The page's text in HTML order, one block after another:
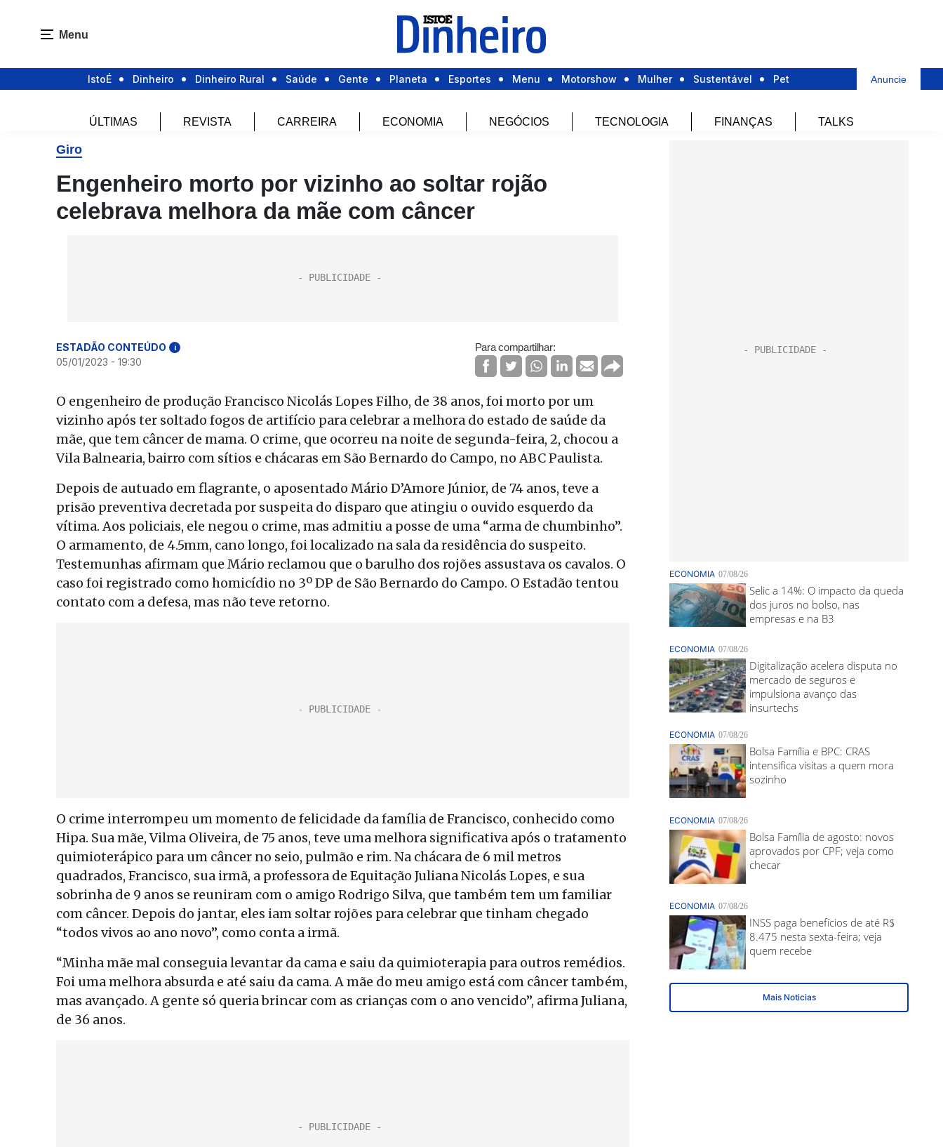
Menu
IstoÉ Dinheiro Dinheiro Rural Saúde Gente Planeta Esportes Menu Motorshow Mulher Sustentável Pet Anuncie
ÚLTIMAS REVISTA CARREIRA ECONOMIA NEGÓCIOS TECNOLOGIA FINANÇAS TALKS
Giro
Engenheiro morto por vizinho ao soltar rojão
celebrava melhora da mãe com câncer
ESTADÃO CONTEÚDO i
05/01/2023 - 19:30
Para compartilhar:
O engenheiro de produção Francisco Nicolás Lopes Filho, de 38 anos, foi morto por um
vizinho após ter soltado fogos de artifício para celebrar a melhora do estado de saúde da
mãe, que tem câncer de mama. O crime, que ocorreu na noite de segunda-feira, 2, chocou a
Vila Balnearia, bairro com sítios e chácaras em São Bernardo do Campo, no ABC Paulista.
Depois de autuado em flagrante, o aposentado Mário D’Amore Júnior, de 74 anos, teve a
prisão preventiva decretada por suspeita do disparo que atingiu o ouvido esquerdo da
vítima. Aos policiais, ele negou o crime, mas admitiu a posse de uma “arma de chumbinho”.
O armamento, de 4.5mm, cano longo, foi localizado na sala da residência do suspeito.
Testemunhas afirmam que Mário reclamou que o barulho dos rojões assustava os cavalos. O
caso foi registrado como homicídio no 3º DP de São Bernardo do Campo. O Estadão tentou
contato com a defesa, mas não teve retorno.
O crime interrompeu um momento de felicidade da família de Francisco, conhecido como
Hipa. Sua mãe, Vilma Oliveira, de 75 anos, teve uma melhora significativa após o tratamento
quimioterápico para um câncer no seio, pulmão e rim. Na chácara de 6 mil metros
quadrados, Francisco, sua irmã, a professora de Equitação Juliana Nicolás Lopes, e sua
sobrinha de 9 anos se reuniram com o amigo Rodrigo Silva, que também tem um familiar
com câncer. Depois do jantar, eles iam soltar rojões para celebrar que tinham chegado
“todos vivos ao ano novo”, como conta a irmã.
“Minha mãe mal conseguia levantar da cama e saiu da quimioterapia para outros remédios.
Foi uma melhora absurda e até saiu da cama. A mãe do meu amigo está com câncer também,
mas avançado. A gente só queria brincar com as crianças com o ano vencido”, afirma Juliana,
de 36 anos.